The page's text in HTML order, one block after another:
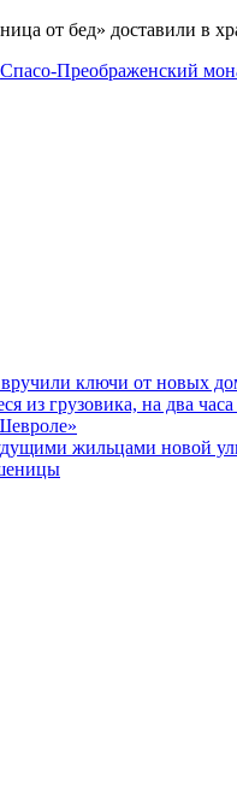
от бед» доставили в
Спасо-Преображенский
ключи от новых
из грузовика, на два
жильцами новой